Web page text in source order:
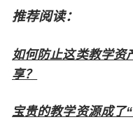
推荐阅读：
如何防止这类教学资
享？
宝贵的教学资源成了